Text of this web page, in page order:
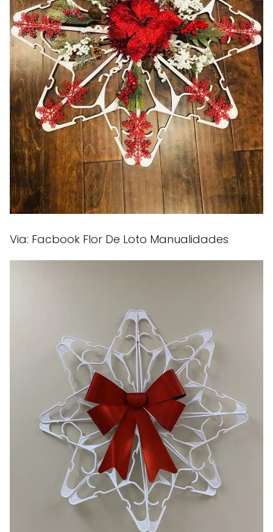
Via: Facbook Flor De Loto Manualidades